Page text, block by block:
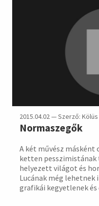
2015.04.02 — Szerző:
Normaszegők
A két művész
ketten
helye­zett vilá­got és
Lucá­nak még lehet­nek
grafikái kegyet­lenek és